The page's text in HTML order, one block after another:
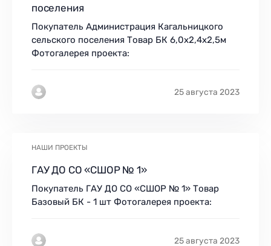
поселения
Покупатель Администрация Кагальницкого
сельского поселения Товар БК 6,0х2,4х2,5м
Фотогалерея проекта:
25 августа 2023
НАШИ ПРОЕКТЫ
ГАУ ДО СО «СШОР № 1»
Покупатель ГАУ ДО СО «СШОР № 1» Товар
Базовый БК - 1 шт Фотогалерея проекта:
25 августа 2023